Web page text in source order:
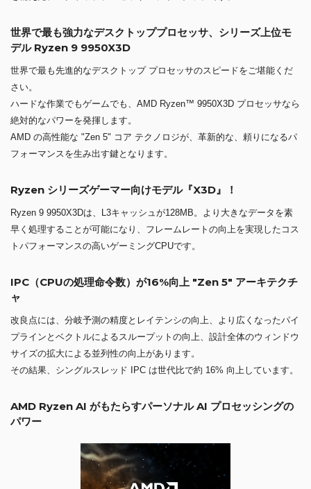
世界で最も強力なデスクトッププロセッサ、シリーズ上位モ
デル Ryzen 9 9950X3D
世界で最も先進的なデスクトップ プロセッサのスピードをご堪能くだ
さい。
ハードな作業でもゲームでも、AMD Ryzen™ 9950X3D プロセッサなら
絶対的なパワーを発揮します。
AMD の高性能な "Zen 5" コア テクノロジが、革新的な、頼りになるパ
フォーマンスを生み出す鍵となります。
Ryzen シリーズゲーマー向けモデル『X3D』！
Ryzen 9 9950X3Dは、L3キャッシュが128MB。より大きなデータを素
早く処理することが可能になり、フレームレートの向上を実現したコス
トパフォーマンスの高いゲーミングCPUです。
IPC（CPUの処理命令数）が16%向上 "Zen 5" アーキテクチ
ャ
改良点には、分岐予測の精度とレイテンシの向上、より広くなったパイ
プラインとベクトルによるスループットの向上、設計全体のウィンドウ
サイズの拡大による並列性の向上があります。
その結果、シングルスレッド IPC は世代比で約 16% 向上しています。
AMD Ryzen AI がもたらすパーソナル AI プロセッシングの
パワー